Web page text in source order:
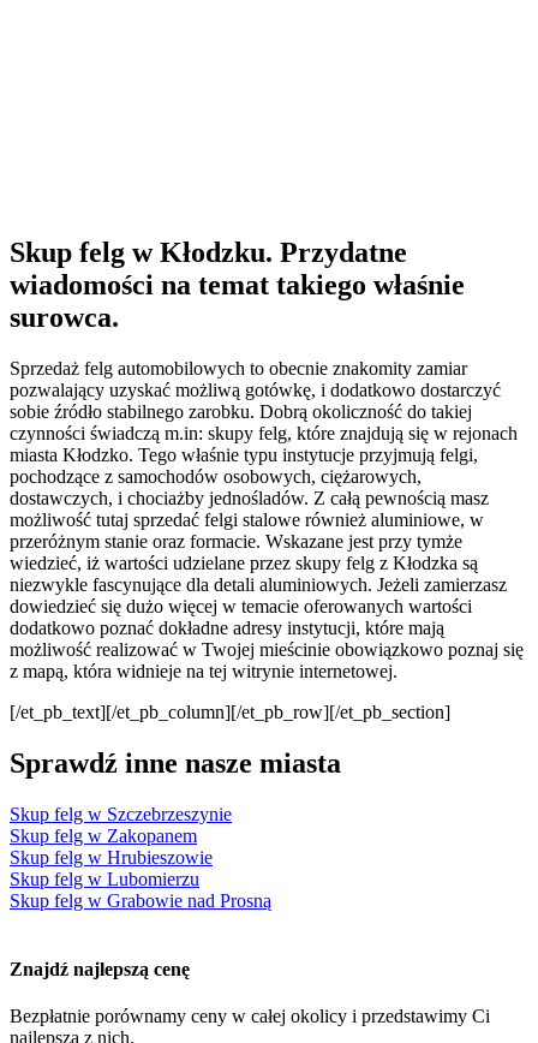
Skup felg w Kłodzku. Przydatne
wiadomości na temat takiego właśnie
surowca.
Sprzedaż felg automobilowych to obecnie znakomity zamiar
pozwalający uzyskać możliwą gotówkę, i dodatkowo dostarczyć
sobie źródło stabilnego zarobku. Dobrą okoliczność do takiej
czynności świadczą m.in: skupy felg, które znajdują się w rejonach
miasta Kłodzko. Tego właśnie typu instytucje przyjmują felgi,
pochodzące z samochodów osobowych, ciężarowych,
dostawczych, i chociażby jednośladów. Z całą pewnością masz
możliwość tutaj sprzedać felgi stalowe również aluminiowe, w
przeróżnym stanie oraz formacie. Wskazane jest przy tymże
wiedzieć, iż wartości udzielane przez skupy felg z Kłodzka są
niezwykle fascynujące dla detali aluminiowych. Jeżeli zamierzasz
dowiedzieć się dużo więcej w temacie oferowanych wartości
dodatkowo poznać dokładne adresy instytucji, które mają
możliwość realizować w Twojej mieścinie obowiązkowo poznaj się
z mapą, która widnieje na tej witrynie internetowej.
[/et_pb_text][/et_pb_column][/et_pb_row][/et_pb_section]
Sprawdź inne nasze miasta
Skup felg w Szczebrzeszynie
Skup felg w Zakopanem
Skup felg w Hrubieszowie
Skup felg w Lubomierzu
Skup felg w Grabowie nad Prosną
Znajdź najlepszą cenę
Bezpłatnie porównamy ceny w całej okolicy i przedstawimy Ci
najlepszą z nich.